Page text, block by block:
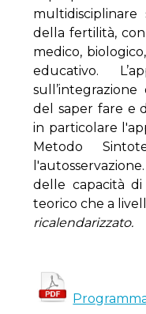
della fertilità,
medico,
educativo.
del saper fare e
in particolare
Metodo
delle capacità
teorico che a
ricalendarizzato.